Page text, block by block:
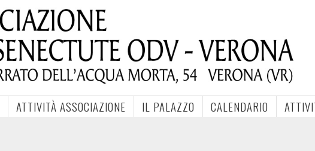
ATTIVITÀ ASSOCIAZIONE IL PALAZZO CALENDARIO